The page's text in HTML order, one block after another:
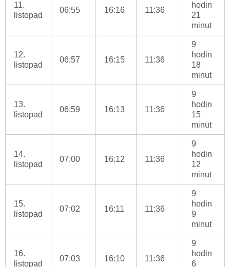
11.
listopad
06:55 16:16 11:36
hodin
21
minut
12.
listopad
06:57 16:15 11:36
9
hodin
18
minut
13.
listopad
06:59 16:13 11:36
9
hodin
15
minut
14.
listopad
07:00 16:12 11:36
9
hodin
12
minut
15.
listopad
07:02 16:11 11:36
9
hodin
9
minut
16.
listopad
07:03 16:10 11:36
9
hodin
6